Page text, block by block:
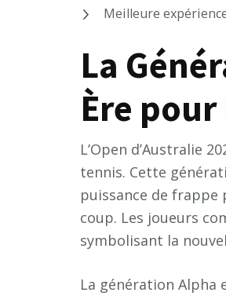
Meilleure
La
Ère
L’Open d’Australie
tennis. Cette
puissance de frappe
coup. Les joueurs
symbolisant la
La génération